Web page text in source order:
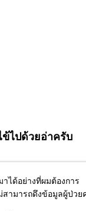
ข้ไปด้วยอ่าครับ
ได้อย่างที่ผมต้องการ
ามารถดึงข้อมูลผู้ป่วย